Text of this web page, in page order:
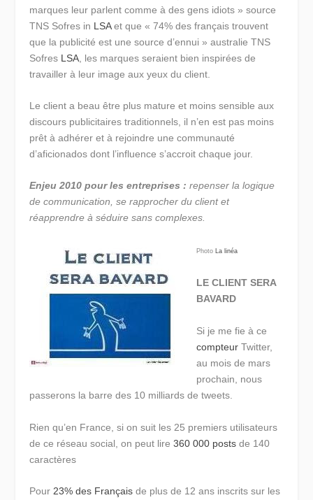
marques leur parlent comme à des gens idiots » source
TNS Sofres in LSAet que « 74% des français trouvent
que la publicité est une source d’ennui » australie TNS
Sofres LSA , les marques seraient bien inspirées de
travailler à leur image aux yeux du client.
Le client a beau être plus mature et moins sensible aux
discours publicitaires traditionnels, il n’en est pas moins
prêt à adhérer et à rejoindre une communauté
d’aficionados dont l’influence s’accroit chaque jour.
Enjeu 2010 pour les entreprises : repenser la logique
de communication, se rapprocher du client et
réapprendre à séduire sans complexes.
Photo La linéa
LE CLIENT SERA
BAVARD
Si je me fie à ce
compteur Twitter,
au mois de mars
prochain, nous
passerons la barre des 10 milliards de tweets.
Rien qu’en France, si on suit les 25 premiers utilisateurs
de ce réseau social, on peut lire360 000 posts de 140
caractères
Pour 23% des Français de plus de 12 ans inscrits sur les